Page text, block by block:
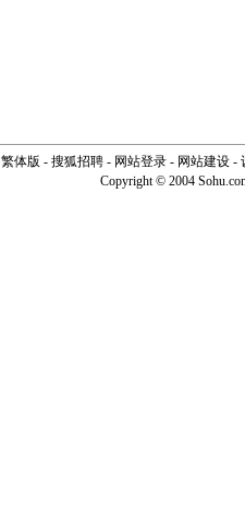
繁体版 - 搜狐招聘 - 网站登录 - 网站建设 -
Copyright © 2004